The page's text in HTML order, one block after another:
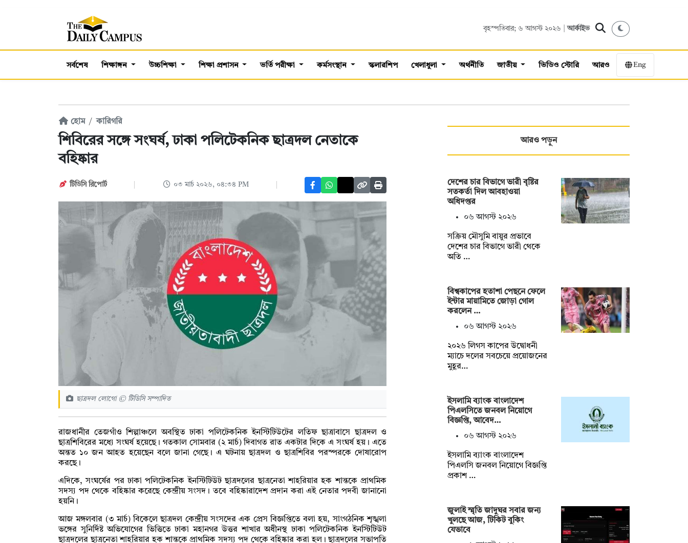
বৃহস্পতিবার; ৬ আগস্ট ২০২৬ |আর্কাইভ
সর্বশেষ শিক্ষাঙ্গন উচ্চশিক্ষা শিক্ষা প্রশাসন ভর্তি পরীক্ষা কর্মসংস্থান স্কলারশিপ খেলাধুলা অর্থনীতি জাতীয় ভিডিও স্টোরি আরও Eng
হোম কারিগরি
শিবিরের সঙ্গে সংঘর্ষ, ঢাকা পলিটেকনিক ছাত্রদল নেতাকে
বহিষ্কার
টিডিসি রিপোর্ট ০৩ মার্চ ২০২৬, ০৪:৩৪ PM
ছাত্রদল লোগো © টিডিসি সম্পাদিত
রাজধানীর তেজগাঁও শিল্পাঞ্চলে অবস্থিত ঢাকা পলিটেকনিক ইনস্টিটিউটের লতিফ ছাত্রাবাসে ছাত্রদল ও
ছাত্রশিবিরের মধ্যে সংঘর্ষ হয়েছে। গতকাল সোমবার (২ মার্চ) দিবাগত রাত একটার দিকে এ সংঘর্ষ হয়। এতে
অন্তত ১০ জন আহত হয়েছেন বলে জানা গেছে। এ ঘটনায় ছাত্রদল ও ছাত্রশিবির পরস্পরকে দোষারোপ
করছে।
এদিকে, সংঘর্ষের পর ঢাকা পলিটেকনিক ইনস্টিটিউট ছাত্রদলের ছাত্রনেতা শাহরিয়ার হক শান্তকে প্রাথমিক
সদস্য পদ থেকে বহিষ্কার করেছে কেন্দ্রীয় সংসদ। তবে বহিষ্কারাদেশ প্রদান করা এই নেতার পদবী জানানো
হয়নি।
আজ মঙ্গলবার (৩ মার্চ) বিকেলে ছাত্রদল কেন্দ্রীয় সংসদের এক প্রেস বিজ্ঞপ্তিতে বলা হয়, সাংগঠনিক শৃঙ্খলা
ভঙ্গের সুনির্দিষ্ট অভিযোগের ভিত্তিতে ঢাকা মহানগর উত্তর শাখার অধীনস্থ ঢাকা পলিটেকনিক ইনস্টিটিউট
ছাত্রদলের ছাত্রনেতা শাহরিয়ার হক শান্তকে প্রাথমিক সদস্য পদ থেকে বহিষ্কার করা হল। ছাত্রদলের সভাপতি
আরও পড়ুন
দেশের চার বিভাগে ভারী বৃষ্টির
সতকর্তা দিল আবহাওয়া
অধিদপ্তর
০৬ আগস্ট ২০২৬
সক্রিয় মৌসুমি বায়ুর প্রভাবে
দেশের চার বিভাগে ভারী থেকে
অতি …
বিশ্বকাপের হতাশা পেছনে ফেলে
ইন্টার মায়ামিতে জোড়া গোল
করলেন …
০৬ আগস্ট ২০২৬
২০২৬ লিগস কাপের উদ্বোধনী
ম্যাচে দলের সবচেয়ে প্রয়োজনের
মুহূর…
ইসলামি ব্যাংক বাংলাদেশ
পিএলসিতে জনবল নিয়োগে
বিজ্ঞপ্তি, আবেদ…
০৬ আগস্ট ২০২৬
ইসলামি ব্যাংক বাংলাদেশ
পিএলসি জনবল নিয়োগে বিজ্ঞপ্তি
প্রকাশ …
জুলাই স্মৃতি জাদুঘর সবার জন্য
খুলছে আজ, টিকিট বুকিং
যেভাবে